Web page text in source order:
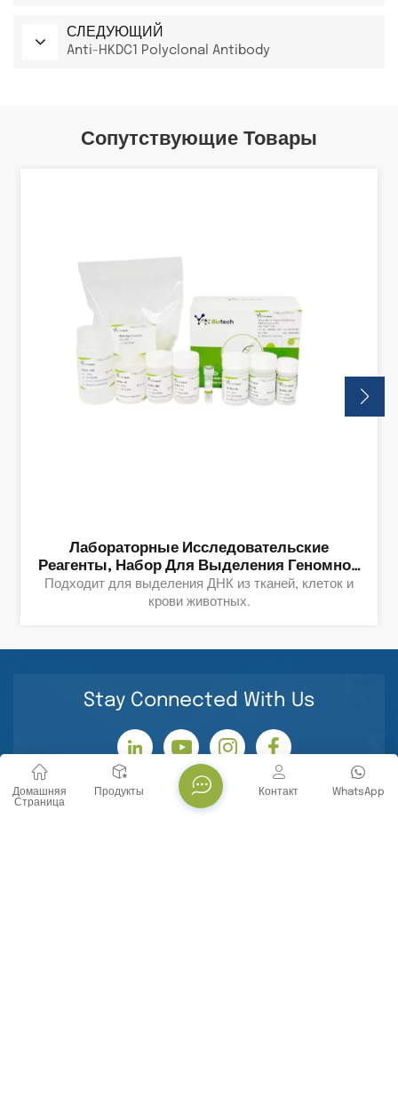
СЛЕДУЮЩИЙ
Anti-HKDC1 Polyclonal Antibody
Сопутствующие Товары
Лабораторные Исследовательские
Реагенты, Набор Для Выделения Геномной
ДНК Из Тканей/клеток/крови, Биологические
И Химические Продукты.
Подходит для выделения ДНК из тканей, клеток и
крови животных.
Stay Connected With Us
СВЯЗАТЬСЯ С НАМИ
Домашняя
Страница
Продукты WhatsApp
Контакт